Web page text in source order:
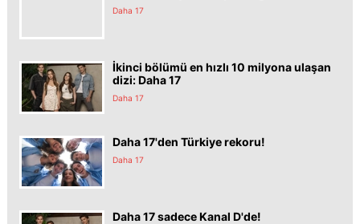
Daha 17
İkinci bölümü en hızlı 10 milyona ulaşan
dizi: Daha 17
Daha 17
Daha 17'den Türkiye rekoru!
Daha 17
Daha 17 sadece Kanal D'de!